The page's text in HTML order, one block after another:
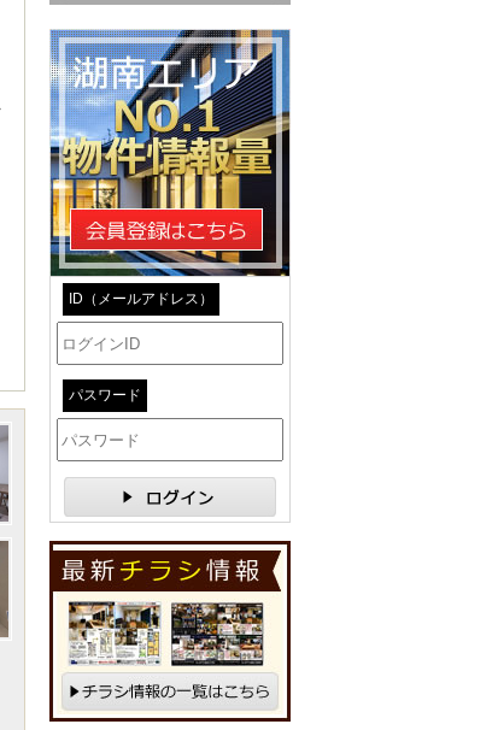
ID（メールアドレス）
パスワード